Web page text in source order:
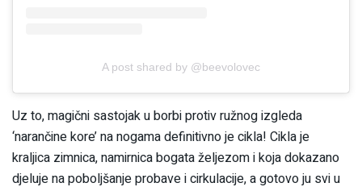
A post shared by @beevolovec
Uz to, magični sastojak u borbi protiv ružnog izgleda
‘narančine kore’ na nogama definitivno je cikla! Cikla je
kraljica zimnica, namirnica bogata željezom i koja dokazano
djeluje na poboljšanje probave i cirkulacije, a gotovo ju svi u